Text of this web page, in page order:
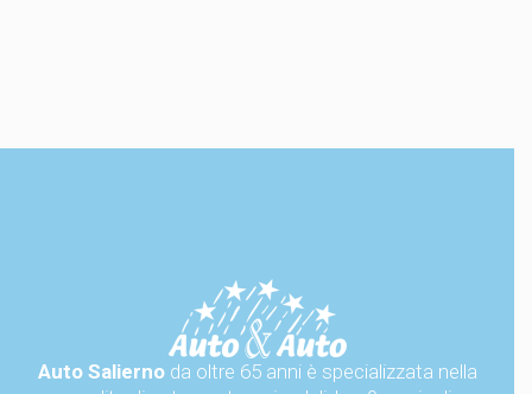
Auto Saliernoda oltre 65 anni è specializzata nella